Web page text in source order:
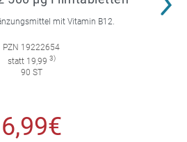
mit Vitamin B12.
PZN 19222654
statt 19,99 3)
90 ST
6,99€